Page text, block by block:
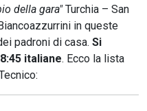
della gara"Turchia – San
in queste
padroni di casa. Si
italiane. Ecco la lista